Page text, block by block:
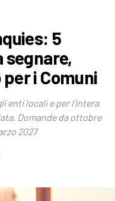
5
segnare,
i Comuni
enti locali e per l’intera
Domande da ottobre
2027